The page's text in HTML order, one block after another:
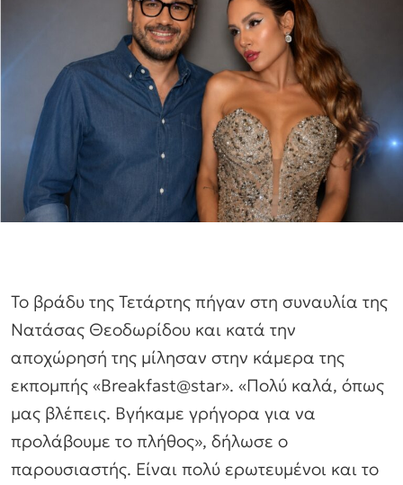
Το βράδυ της Τετάρτης πήγαν στη συναυλία της
Νατάσας Θεοδωρίδου και κατά την
αποχώρησή της μίλησαν στην κάμερα της
εκπομπής «Breakfast@star». «Πολύ καλά, όπως
μας βλέπεις. Βγήκαμε γρήγορα για να
προλάβουμε το πλήθος», δήλωσε ο
παρουσιαστής. Είναι πολύ ερωτευμένοι και το